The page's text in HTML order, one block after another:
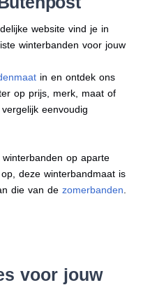
website vind je in
winterbanden voor jouw
in en ontdek ons
op prijs, merk, maat of
eenvoudig
op aparte
deze winterbandmaat is
die van dezomerbanden
voor jouw